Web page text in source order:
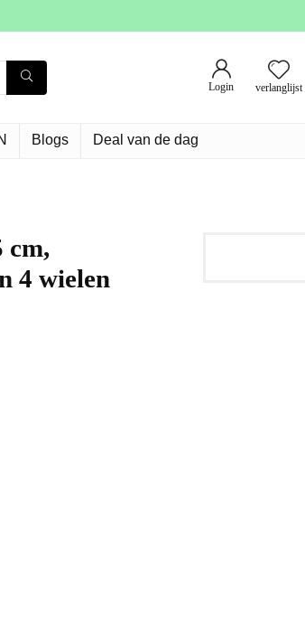
Login verlanglijst
Blogs Deal van de dag
cm,
4 wielen